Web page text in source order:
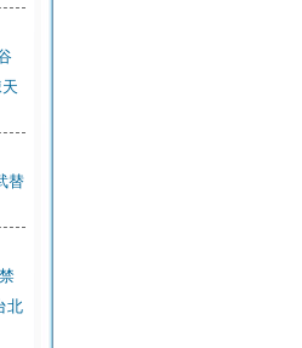
替
北